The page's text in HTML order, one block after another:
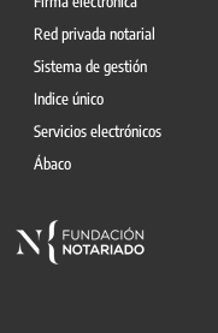
Red privada notarial
Sistema de gestión
Indice único
Servicios electrónicos
Ábaco